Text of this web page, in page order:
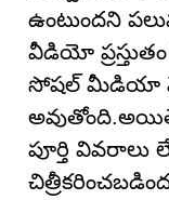
ఉంటుందని
వీడియో
సోషల్ మీడియా
పూర్తి వివరాలు